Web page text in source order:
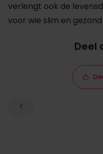
verlengt ook de
voor wie slim en
Deel